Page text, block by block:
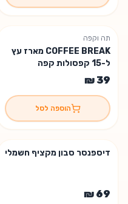
תה וקפה
COFFEE BREAK מארז עץ
ל-15 קפסולות קפה
הוספה לסל
דיספנסר סבון מקציף חשמלי